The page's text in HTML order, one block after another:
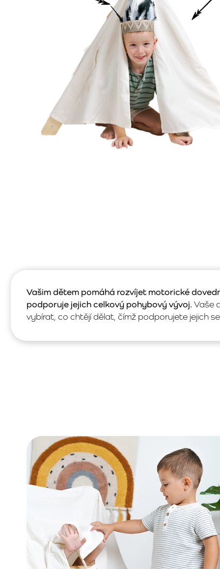
Vašim dětem pomáhá rozvíjet motorické
podporuje jejich celkový pohybový vývoj. Vaše
vybírat, co chtějí dělat, čímž podporujete jejich